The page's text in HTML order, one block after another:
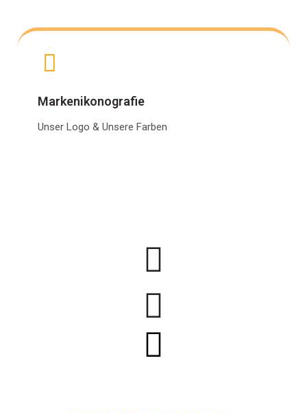
Markenikonografie
Unser Logo & Unsere Farben